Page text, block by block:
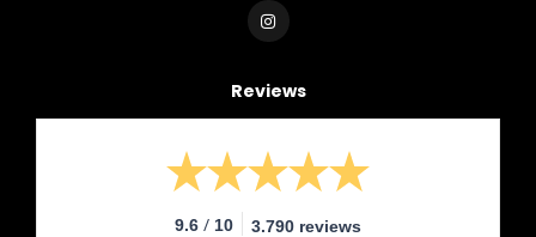
Reviews
9.6 / 10 3.790 reviews